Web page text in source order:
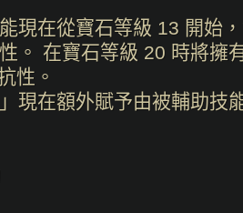
現在從寶石等級 13 開始
。 在寶石等級 20 時將擁
性。
」現在額外賦予由被輔助